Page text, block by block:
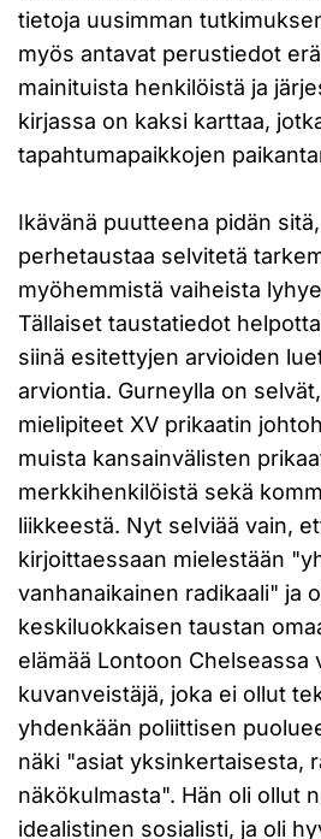
tietoja uusimman
myös antavat perustiedot
mainituista henkilöistä ja
kirjassa on kaksi karttaa,
tapahtumapaikkojen
Ikävänä puutteena pidän
perhetaustaa selvitetä
myöhemmistä vaiheista
Tällaiset taustatiedot
siinä esitettyjen arvioiden
arviontia. Gurneylla on
mielipiteet XV prikaatin
muista kansainvälisten
merkkihenkilöistä sekä
liikkeestä. Nyt selviää vain,
kirjoittaessaan mielestään
vanhanaikainen radikaali" ja
keskiluokkaisen taustan
elämää Lontoon Chelseassa
kuvanveistäjä, joka ei ollut
yhdenkään poliittisen
näki "asiat yksinkertaisesta,
näkökulmasta". Hän oli ollut
idealistinen sosialisti, ja oli